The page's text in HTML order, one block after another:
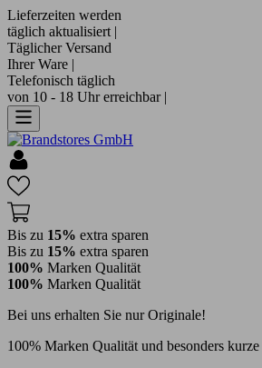
Lieferzeiten werden
täglich aktualisiert |
Täglicher Versand
Ihrer Ware |
Telefonisch täglich
von 10 - 18 Uhr erreichbar |
Bis zu 15% extra sparen
Bis zu 15% extra sparen
100% Marken Qualität
100% Marken Qualität
Bei uns erhalten Sie nur Originale!
100% Marken Qualität und besonders